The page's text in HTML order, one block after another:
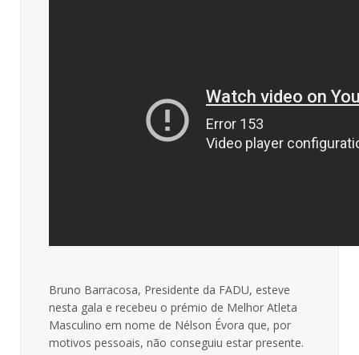
Bruno Barracosa, Presidente da FADU, esteve
nesta gala e recebeu o prémio de Melhor Atleta
Masculino em nome de Nélson Évora que, por
motivos pessoais, não conseguiu estar presente.